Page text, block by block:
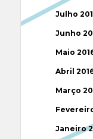
Julho
Junho
Maio
Abril
Março
Janeiro